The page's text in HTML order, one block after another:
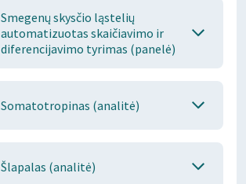
Smegenų skysčio ląstelių
automatizuotas skaičiavimo ir
diferencijavimo tyrimas (panelė)
Somatotropinas (analitė)
Šlapalas (analitė)